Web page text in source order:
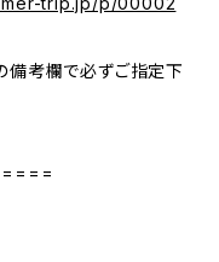
考欄で必ずご指定下